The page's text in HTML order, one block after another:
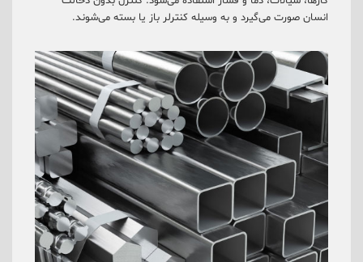
انسان صورت می‌گیرد و به وسیله کنترلر باز یا بسته می‌شوند.